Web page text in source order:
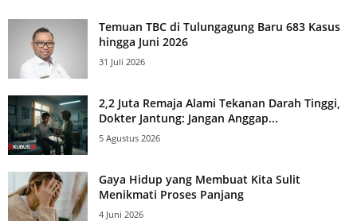
Temuan TBC di Tulungagung Baru 683 Kasus
hingga Juni 2026
31 Juli 2026
2,2 Juta Remaja Alami Tekanan Darah Tinggi,
Dokter Jantung: Jangan Anggap...
5 Agustus 2026
Gaya Hidup yang Membuat Kita Sulit
Menikmati Proses Panjang
4 Juni 2026